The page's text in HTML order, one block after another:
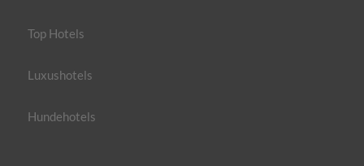
Top Hotels
Luxushotels
Hundehotels